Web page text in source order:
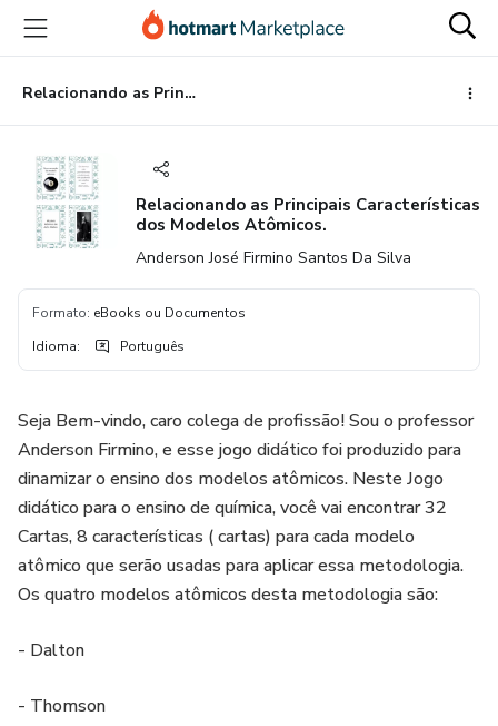
para
conteúdo
principal
para
pagamento
para
rodapé
Relacionando as Principais Características dos Modelos Atômicos.
Relacionando as Principais Características
dos Modelos Atômicos.
Anderson José Firmino Santos Da Silva
Formato: eBooks ou Documentos
Idioma: Português
Seja Bem-vindo, caro colega de profissão! Sou o professor
Anderson Firmino, e esse jogo didático foi produzido para
dinamizar o ensino dos modelos atômicos. Neste Jogo
didático para o ensino de química, você vai encontrar 32
Cartas, 8 características ( cartas) para cada modelo
atômico que serão usadas para aplicar essa metodologia.
Os quatro modelos atômicos desta metodologia são:
- Dalton
- Thomson